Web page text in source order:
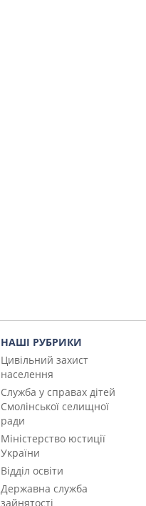
НАШІ РУБРИКИ
Цивільний захист
населення
Служба у справах дітей
Смолінської селищної
ради
Міністерство юстиції
України
Відділ освіти
Державна служба
зайнятості